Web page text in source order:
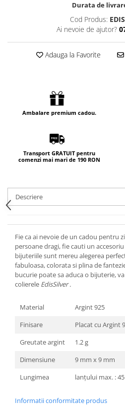
Durata de
Cod Produs:
Ai nevoie de ajutor?
Adauga la Favorite
Ambalare premium cadou.
Transport GRATUIT pentru
comenzi mai mari de 190 RON
Descriere
Fie ca ai nevoie de un cadou pentru
persoane dragi, fie cauti un
bijuteriile sunt mereu alegerea
fabuloasa, colorata si plina de
bucurie poate sa aduca o bijuterie,
colierele EdisSilver .
Material
Argint 925
Finisare
Placat cu Argint
Greutate argint
1.2 g
Dimensiune
9 mm x 9 mm
Lungimea
lanțului max. :
Informatii conformitate produs